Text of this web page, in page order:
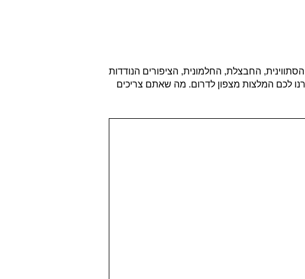
החבצלת, החלמונית, הציפורים הנודדות
לכם המלצות מצפון לדרום. מה שאתם צריכים